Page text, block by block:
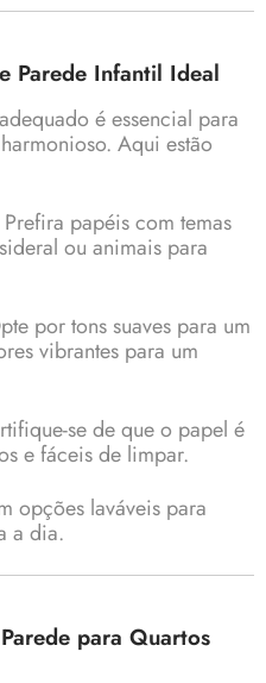
Parede Infantil Ideal
é essencial para
Aqui estão
Prefira papéis com temas
ou animais para
por tons suaves para um
vibrantes para um
se de que o papel é
e fáceis de limpar.
opções laváveis para
a dia.
para Quartos